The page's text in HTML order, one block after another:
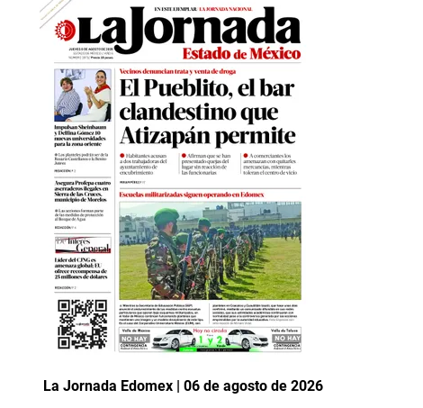
La Jornada Edomex | 06 de agosto de 2026